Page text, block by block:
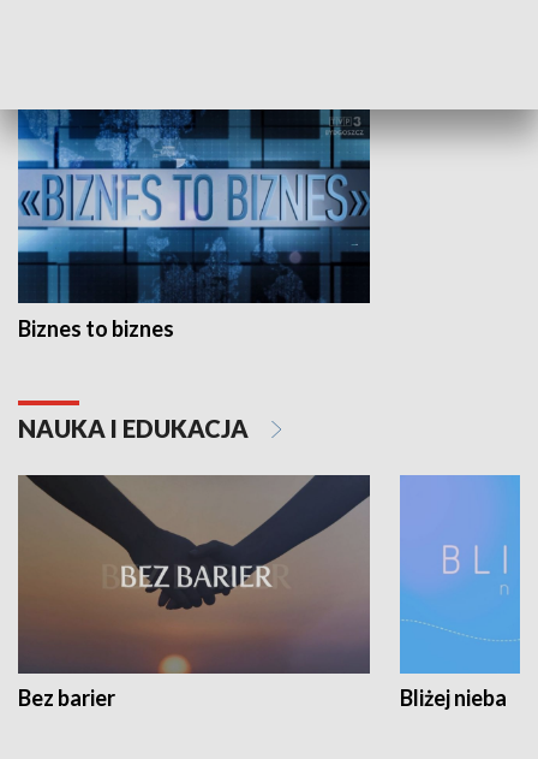
Biznes to biznes
NAUKA I EDUKACJA
Bez barier Bliżej nieba